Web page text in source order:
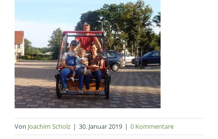
Von Joachim Scholz | 30. Januar 2019 | 0 Kommentare